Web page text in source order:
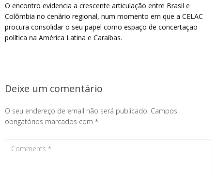
O encontro evidencia a crescente articulação entre Brasil e
Colômbia no cenário regional, num momento em que a CELAC
procura consolidar o seu papel como espaço de concertação
política na América Latina e Caraíbas.
Deixe um comentário
O seu endereço de email não será publicado. Campos
obrigatórios marcados com *